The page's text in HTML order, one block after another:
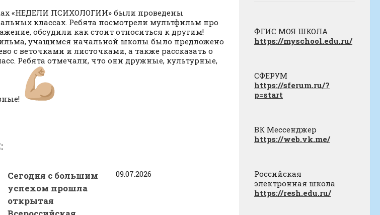
«НЕДЕЛИ ПСИХОЛОГИИ» были проведены
классах. Ребята посмотрели мультфильм про
обсудили как стоит относиться к другим!
учащимся начальной школы было предложено
с веточками и листочками, а также рассказать о
Ребята отмечали, что они дружные, культурные,
Сегодня с большим
успехом прошла
открытая
09.07.2026
ФГИС МОЯ ШКОЛА
https://myschool.edu.ru/
СФЕРУМ
https://sferum.ru/?
p=start
ВК Мессенджер
https://web.vk.me/
Российская
электронная школа
https://resh.edu.ru/